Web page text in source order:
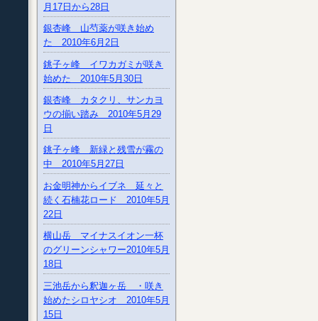
月17日から28日
銀杏峰 山芍薬が咲き始め
た 2010年6月2日
銚子ヶ峰 イワカガミが咲き
始めた 2010年5月30日
銀杏峰 カタクリ、サンカヨ
ウの揃い踏み 2010年5月29
日
銚子ヶ峰 新緑と残雪が霧の
中 2010年5月27日
お金明神からイブネ 延々と
続く石楠花ロード 2010年5月
22日
横山岳 マイナスイオン一杯
のグリーンシャワー2010年5月
18日
三池岳から釈迦ヶ岳 ・咲き
始めたシロヤシオ 2010年5月
15日